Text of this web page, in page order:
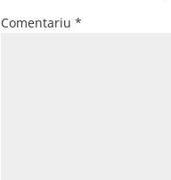
Comentariu *